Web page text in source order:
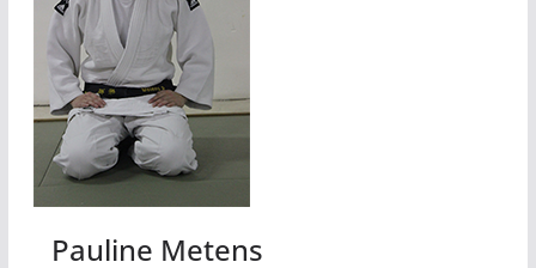
Pauline Metens